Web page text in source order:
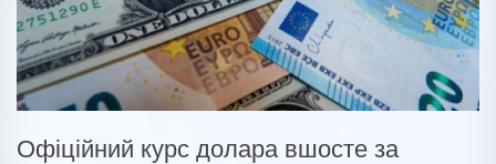
Офіційний курс долара вшосте за